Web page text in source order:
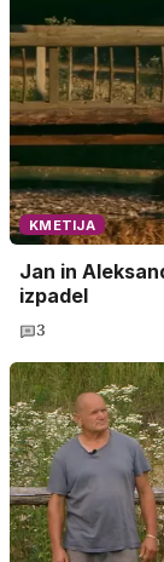
KMETIJA
Jan in
izpadel
3